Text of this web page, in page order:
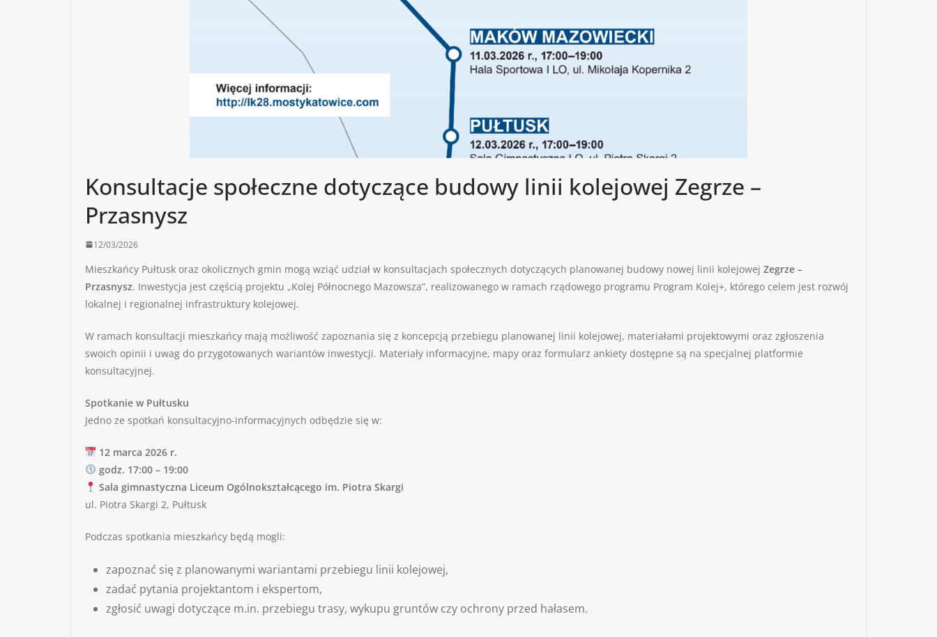
Konsultacje społeczne dotyczące budowy linii kolejowej Zegrze –
Przasnysz
12/03/2026
Mieszkańcy Pułtusk oraz okolicznych gmin mogą wziąć udział w konsultacjach społecznych dotyczących planowanej budowy nowej linii kolejowej Zegrze –
Przasnysz. Inwestycja jest częścią projektu „Kolej Północnego Mazowsza”, realizowanego w ramach rządowego programu Program Kolej+, którego celem jest rozwój
lokalnej i regionalnej infrastruktury kolejowej.
W ramach konsultacji mieszkańcy mają możliwość zapoznania się z koncepcją przebiegu planowanej linii kolejowej, materiałami projektowymi oraz zgłoszenia
swoich opinii i uwag do przygotowanych wariantów inwestycji. Materiały informacyjne, mapy oraz formularz ankiety dostępne są na specjalnej platformie
konsultacyjnej.
Spotkanie w Pułtusku
Jedno ze spotkań konsultacyjno-informacyjnych odbędzie się w:
12 marca 2026 r.
godz. 17:00 – 19:00
Sala gimnastyczna Liceum Ogólnokształcącego im. Piotra Skargi
ul. Piotra Skargi 2, Pułtusk
Podczas spotkania mieszkańcy będą mogli:
zapoznać się z planowanymi wariantami przebiegu linii kolejowej,
zadać pytania projektantom i ekspertom,
zgłosić uwagi dotyczące m.in. przebiegu trasy, wykupu gruntów czy ochrony przed hałasem.